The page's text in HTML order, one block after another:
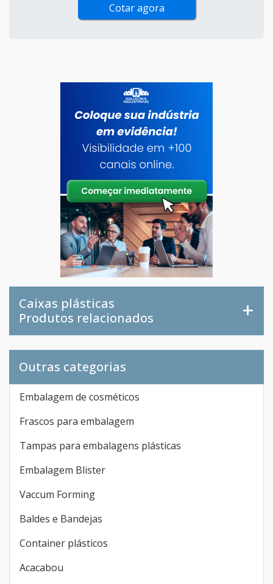
Cotar agora
Caixas plásticas
Produtos relacionados
Outras categorias
Embalagem de cosméticos
Frascos para embalagem
Tampas para embalagens plásticas
Embalagem Blister
Vaccum Forming
Baldes e Bandejas
Container plásticos
Acacabou